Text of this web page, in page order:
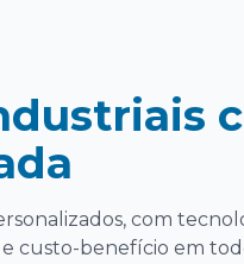
com
custo-benefício em